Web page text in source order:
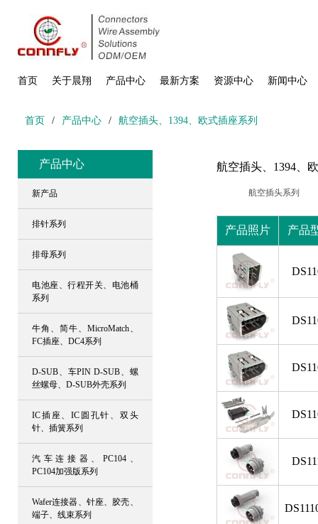
首页 关于晨翔 产品中心 最新方案 资源中心 新闻中心
首页 / 产品中心 / 航空插头、1394、欧式插座系列
产品中心
新产品
排针系列
排母系列
电池座、行程开关、电池桶
系列
牛角、简牛、MicroMatch、
FC插座、DC4系列
D-SUB、车PIN D-SUB、螺
丝螺母、D-SUB外壳系列
IC插座、IC圆孔针、双头
针、插簧系列
汽车连接器、PC104、
PC104加强版系列
Wafer连接器、针座、胶壳、
端子、线束系列
航空插头、1394、
航空插头系列
产品照片 产品